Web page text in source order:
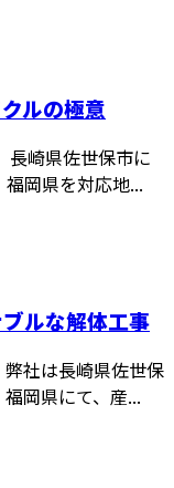
ルの極意
長崎県佐世保市に
岡県を対応地...
ルな解体工事
弊社は長崎県佐世保
岡県にて、産...